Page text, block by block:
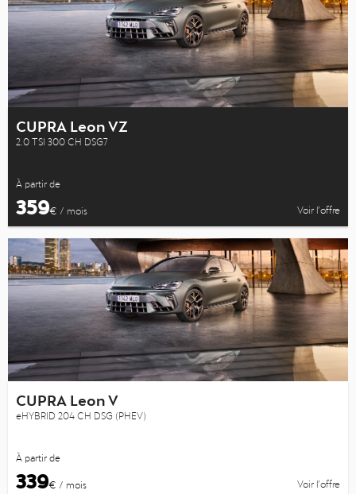
CUPRA Leon VZ
2.0 TSI 300 CH DSG7
À partir de
359€ / mois Voir l’offre
CUPRA Leon V
eHYBRID 204 CH DSG (PHEV)
À partir de
339€ / mois Voir l’offre